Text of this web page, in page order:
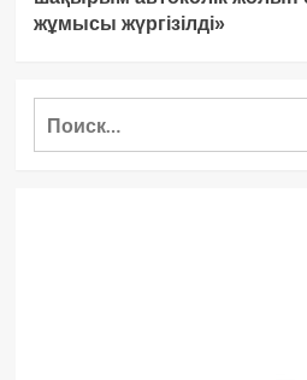
жұмысы жүргізілді»